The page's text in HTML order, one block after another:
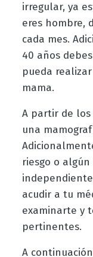
irregular, ya
eres hombre,
cada mes.
40 años
pueda
mama.
A partir de los
una
riesgo o
acudir a tu
examinarte y
pertinentes.
A